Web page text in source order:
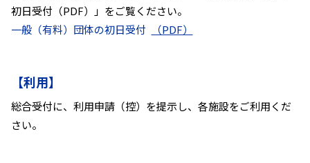
初日受付（PDF）」をご覧ください。
一般（有料）団体の初日受付
（PDF）
【利用】
総合受付に、利用申請（控）を提示し、各施設をご利用くだ
さい。